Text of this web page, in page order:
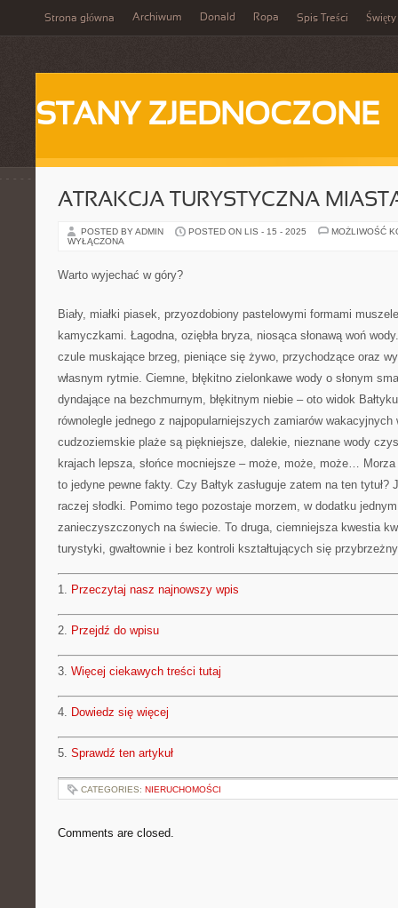
Strona główna Archiwum Donald Ropa Spis Treści Święty
STANY ZJEDNOCZONE
ATRAKCJA TURYSTYCZNA
POSTED BY ADMIN POSTED ON LIS - 15 - 2025
MOŻLIWOŚĆ
WYŁĄCZONA
Warto wyjechać w góry?
Biały, miałki piasek, przyozdobiony pastelowymi formami
kamyczkami. Łagodna, oziębła bryza, niosąca słonawą woń
czule muskające brzeg, pieniące się żywo, przychodzące oraz
własnym rytmie. Ciemne, błękitno zielonkawe wody o słonym
dyndające na bezchmurnym, błękitnym niebie – oto widok
równolegle jednego z najpopularniejszych zamiarów wakacyjnych
cudzoziemskie plaże są piękniejsze, dalekie, nieznane wody
krajach lepsza, słońce mocniejsze – może, może, może… Morza
to jedyne pewne fakty. Czy Bałtyk zasługuje zatem na ten tytuł?
raczej słodki. Pomimo tego pozostaje morzem, w dodatku
zanieczyszczonych na świecie. To druga, ciemniejsza kwestia
turystyki, gwałtownie i bez kontroli kształtujących się
1. Przeczytaj nasz najnowszy wpis
2. Przejdź do wpisu
3. Więcej ciekawych treści tutaj
4. Dowiedz się więcej
5. Sprawdź ten artykuł
CATEGORIES: NIERUCHOMOŚCI
Comments are closed.